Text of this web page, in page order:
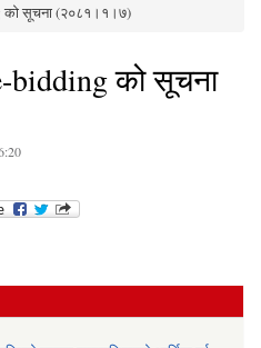
को सूचना (२०८१।१।७)
bidding को सूचना